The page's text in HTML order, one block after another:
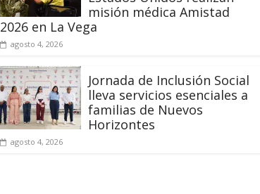
misión médica Amistad
2026 en La Vega
agosto 4, 2026
Jornada de Inclusión Social
lleva servicios esenciales a
familias de Nuevos
Horizontes
agosto 4, 2026